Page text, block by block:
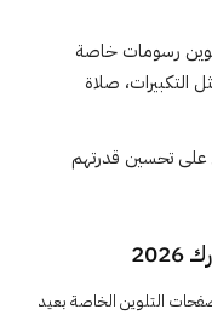
رسومات خاصة
التكبيرات، صلاة
على تحسين قدرتهم
التلوين الخاصة بعيد